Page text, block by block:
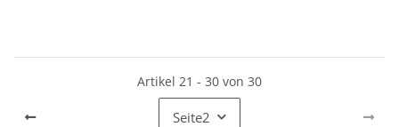
Artikel 21 - 30 von 30
Seite2